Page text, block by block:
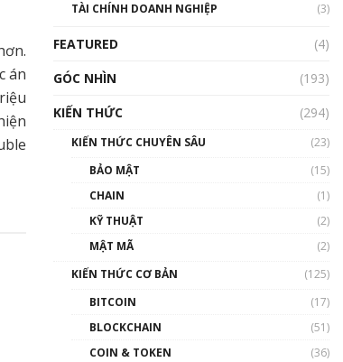
án
Nhìn lại năm 2022: Những
nhân vật ảnh hưởng nhất
hệ sinh thái tiền mã hoá |
Blockchain
Nhân sự tương lại ngành
Blockchain Việt Nam | Phổ
cập Blockchain
TÀI CHÍNH DOANH NGHIỆP
(3)
FEATURED
(4)
GÓC NHÌN
(193)
KIẾN THỨC
(294)
KIẾN THỨC CHUYÊN SÂU
(23)
BẢO MẬT
(15)
CHAIN
(1)
KỸ THUẬT
(2)
MẬT MÃ
(2)
KIẾN THỨC CƠ BẢN
(125)
BITCOIN
(17)
BLOCKCHAIN
(51)
COIN & TOKEN
(36)